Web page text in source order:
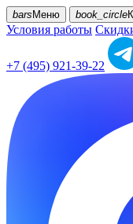
bars Меню book_circle
Условия работы
+7 (495) 921-39-22